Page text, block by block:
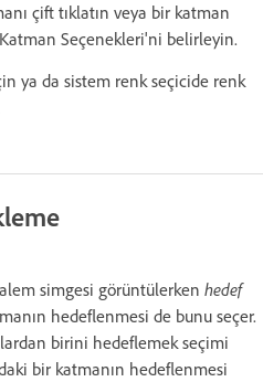
çift tıklatın veya bir katman
Seçenekleri'ni belirleyin.
ya da sistem renk seçicide renk
simgesi görüntülerken hedef
hedeflenmesi de bunu seçer.
birini hedeflemek seçimi
bir katmanın hedeflenmesi